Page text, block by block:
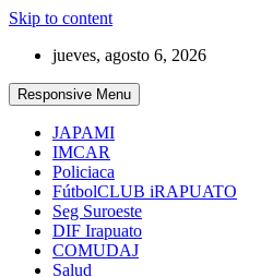
Skip to content
jueves, agosto 6, 2026
Responsive Menu
JAPAMI
IMCAR
Policiaca
FútbolCLUB iRAPUATO
Seg Suroeste
DIF Irapuato
COMUDAJ
Salud